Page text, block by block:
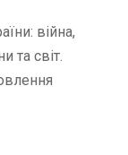
війна,
та світ.